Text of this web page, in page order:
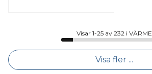
Visar 1-25 av 232 i VÄRME
Visa fler ...